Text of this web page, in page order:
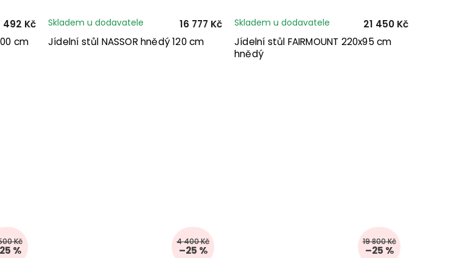
cm
492 Kč
Jídelní stůl NASSOR hnědý 120 cm
Skladem u dodavatele 16 777 Kč
Jídelní stůl FAIRMOUNT 220x95 cm
hnědý
Skladem u dodavatele 21 450 Kč
Kč
%
4 400 Kč
–25 %
19 800 Kč
–25 %